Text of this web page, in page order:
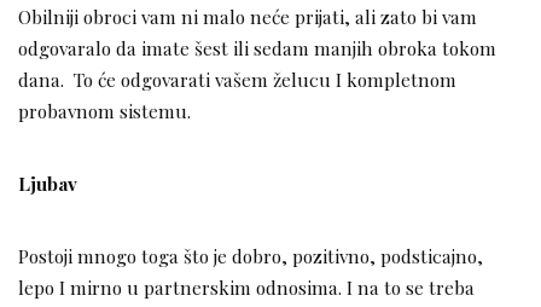
Obilniji obroci vam ni malo neće prijati, ali zato bi vam
odgovaralo da imate šest ili sedam manjih obroka tokom
dana. To će odgovarati vašem želucu I kompletnom
probavnom sistemu.
Ljubav
Postoji mnogo toga što je dobro, pozitivno, podsticajno,
lepo I mirno u partnerskim odnosima. I na to se treba